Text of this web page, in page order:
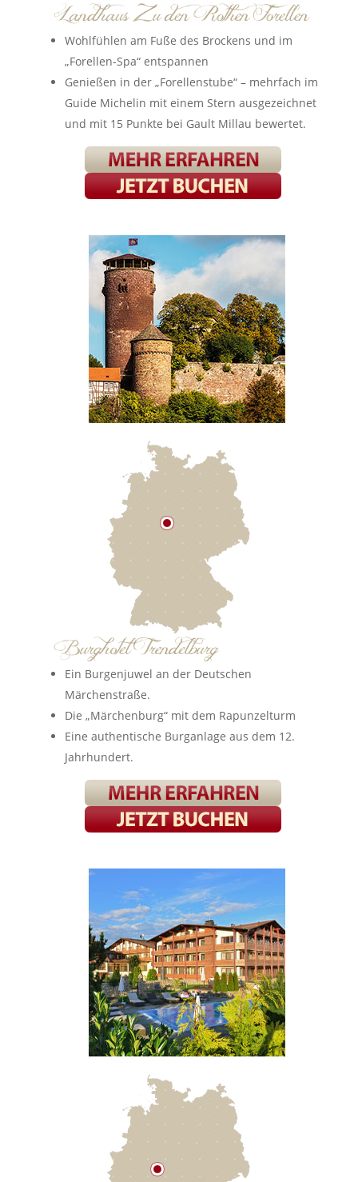
Wohlfühlen am Fuße des Brockens und im
„Forellen-Spa“ entspannen
Genießen in der „Forellenstube“ – mehrfach im
Guide Michelin mit einem Stern ausgezeichnet
und mit 15 Punkte bei Gault Millau bewertet.
Ein Burgenjuwel an der Deutschen
Märchenstraße.
Die „Märchenburg“ mit dem Rapunzelturm
Eine authentische Burganlage aus dem 12.
Jahrhundert.